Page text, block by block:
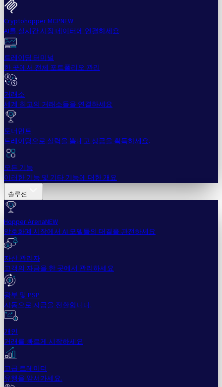
Cryptohopper MCPNEW
AI를 실시간 시장 데이터에 연결하세요
트레이딩 터미널
한 곳에서 전체 포트폴리오 관리
거래소
세계 최고의 거래소들을 연결하세요
토너먼트
트레이딩으로 실력을 뽐내고 상금을 획득하세요.
모든 기능
이러한 기능 및 기타 기능에 대한 개요
솔루션
Hopper ArenaNEW
암호화폐 시장에서 AI 모델들의 대결을 관전하세요
자산 관리자
고객의 자금을 한 곳에서 관리하세요
광부 및 PSP
자동으로 자금을 전환합니다.
개인
거래를 빠르게 시작하세요
고급 트레이더
유행을 앞서가세요.